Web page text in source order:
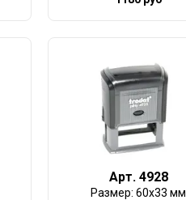
Арт. 4928
Размер: 60х33 мм